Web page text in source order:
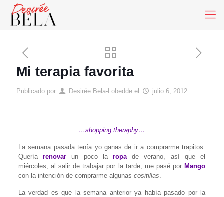
Mi terapia favorita
Publicado por Desirée Bela-Lobedde el julio 6, 2012
…shopping theraphy…
La semana pasada tenía yo ganas de ir a comprarme trapitos.
Queríarenovar un poco laropade verano, así que el
miércoles, al salir de trabajar por la tarde, me pasé por Mango
con la intención de comprarme algunas cositillas.
La verdad es que la semana anterior ya había pasado por la